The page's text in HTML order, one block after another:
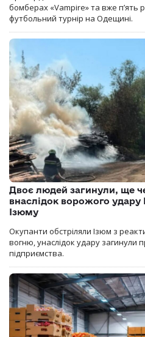
бомберах «Vampire» та вже п’ять
футбольний турнір на Одещині.
Двоє людей загинули, ще
внаслідок ворожого
Ізюму
Окупанти обстріляли Ізюм з
вогню, унаслідок удару загинули
підприємства.